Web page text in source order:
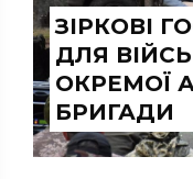
ЗІРКОВІ
ДЛЯ
ОКРЕМОЇ
БРИГАДИ